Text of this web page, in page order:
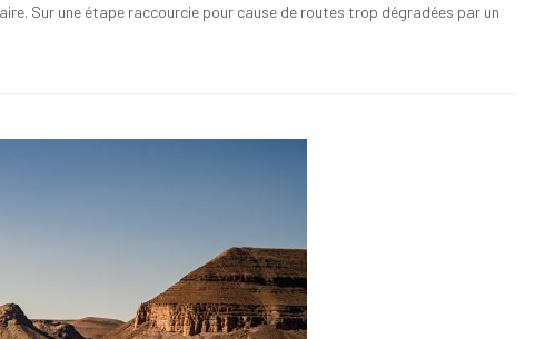
Sur une étape raccourcie pour cause de routes trop dégradées par un